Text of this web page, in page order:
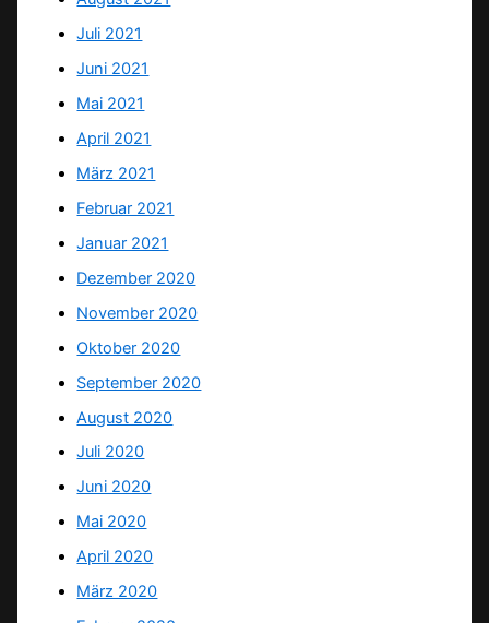
Juli 2021
Juni 2021
Mai 2021
April 2021
März 2021
Februar 2021
Januar 2021
Dezember 2020
November 2020
Oktober 2020
September 2020
August 2020
Juli 2020
Juni 2020
Mai 2020
April 2020
März 2020